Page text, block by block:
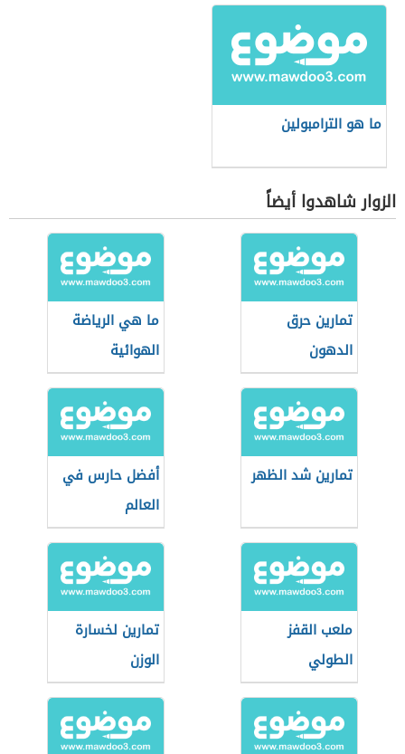
ما هو الترامبولين
الزوار شاهدوا أيضاً
تمارين حرق
الدهون
ما هي الرياضة
الهوائية
تمارين شد الظهر
أفضل حارس في
العالم
ملعب القفز
الطولي
تمارين لخسارة
الوزن